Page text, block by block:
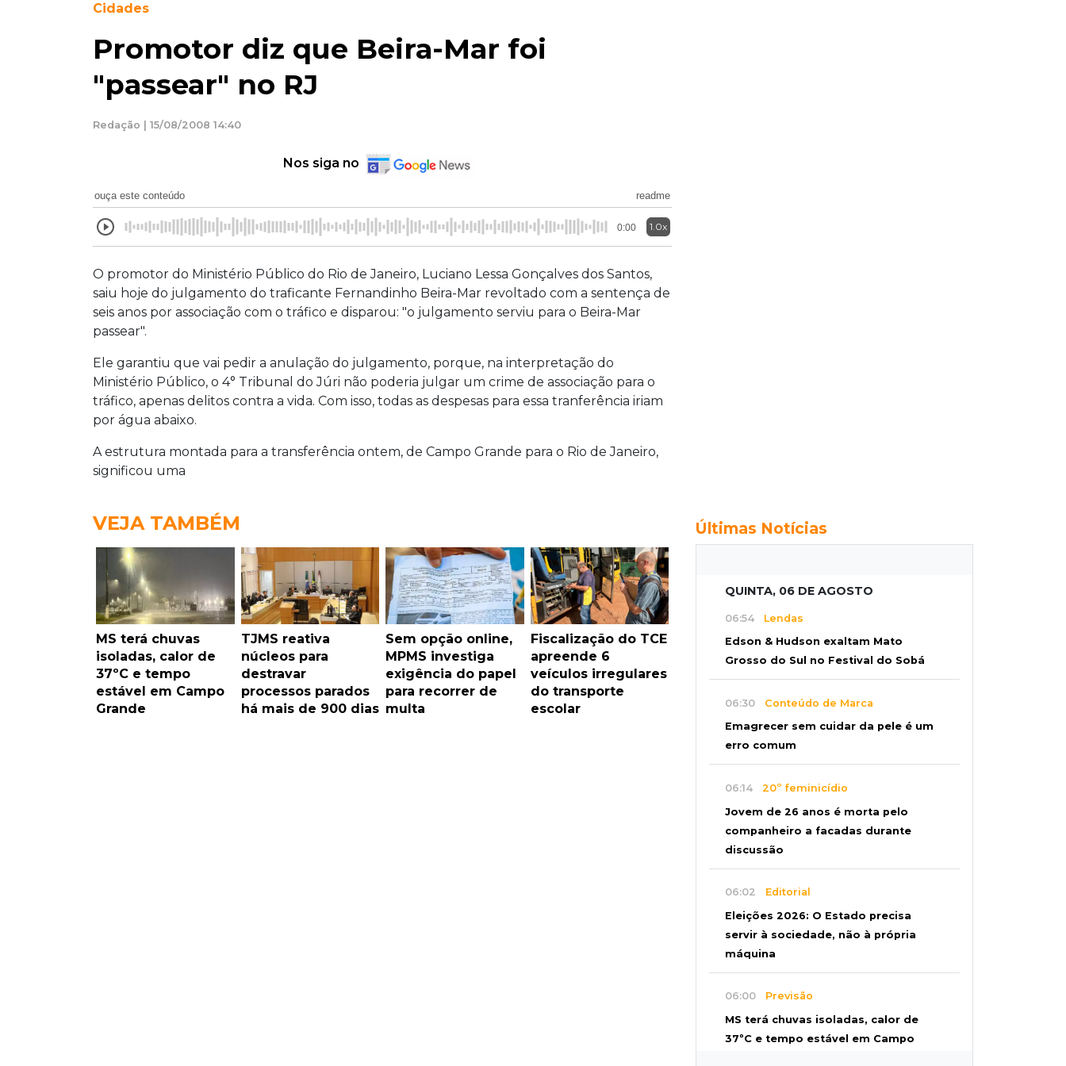
Cidades
Promotor diz que Beira-Mar foi
"passear" no RJ
Redação | 15/08/2008 14:40
Nos siga no
ouça este conteúdo readme
0:00 1.0x
O promotor do Ministério Público do Rio de Janeiro, Luciano Lessa Gonçalves dos Santos,
saiu hoje do julgamento do traficante Fernandinho Beira-Mar revoltado com a sentença de
seis anos por associação com o tráfico e disparou: "o julgamento serviu para o Beira-Mar
passear".
Ele garantiu que vai pedir a anulação do julgamento, porque, na interpretação do
Ministério Público, o 4° Tribunal do Júri não poderia julgar um crime de associação para o
tráfico, apenas delitos contra a vida. Com isso, todas as despesas para essa tranferência iriam
por água abaixo.
A estrutura montada para a transferência ontem, de Campo Grande para o Rio de Janeiro,
significou uma
VEJA TAMBÉM
MS terá chuvas
isoladas, calor de
37ºC e tempo
estável em Campo
Grande
TJMS reativa
núcleos para
destravar
processos parados
há mais de 900 dias
Sem opção online,
MPMS investiga
exigência do papel
para recorrer de
multa
Fiscalização do TCE
apreende 6
veículos irregulares
do transporte
escolar
Últimas Notícias
QUINTA, 06 DE AGOSTO
06:54 Lendas
Edson & Hudson exaltam Mato
Grosso do Sul no Festival do Sobá
06:30 Conteúdo de Marca
Emagrecer sem cuidar da pele é um
erro comum
06:14 20º feminicídio
Jovem de 26 anos é morta pelo
companheiro a facadas durante
discussão
06:02 Editorial
Eleições 2026: O Estado precisa
servir à sociedade, não à própria
máquina
06:00 Previsão
MS terá chuvas isoladas, calor de
37ºC e tempo estável em Campo